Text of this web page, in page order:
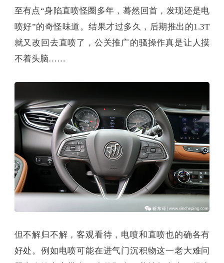
至有点“身陷直喷怪圈多年，蓦然回首，发现还是电
喷好”的奇怪味道。结果才过多久，后期推出的1.3T
就又改回去直喷了，公关推广的骚操作真是让人摸
不着头脑……
但不解归不解，客观看待，电喷和直喷也的确各有
好处。例如电喷可能在进气门沉积物这一老大难问